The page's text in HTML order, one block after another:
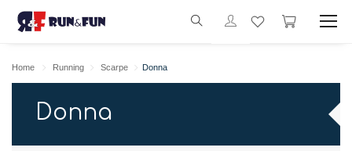
Home Running Scarpe Donna
Donna